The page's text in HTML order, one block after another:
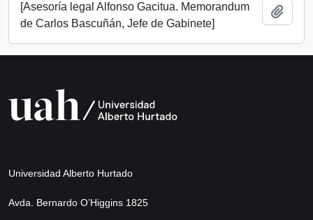
[Asesoría legal Alfonso Gacitua. Memorandum
de Carlos Bascuñán, Jefe de Gabinete]
Universidad Alberto Hurtado
Avda. Bernardo O’Higgins 1825